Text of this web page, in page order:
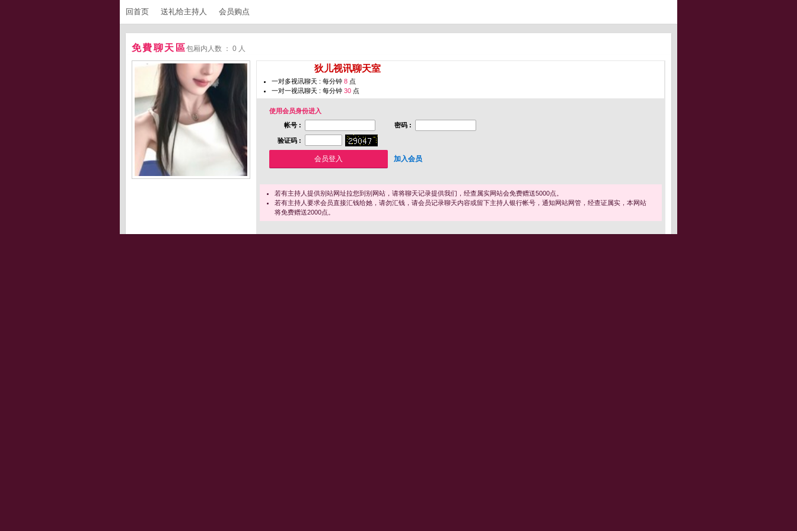
回首页 送礼给主持人 会员购点
免費聊天區包厢内人数 ： 0 人
狄儿视讯聊天室
一对多视讯聊天 : 每分钟 8 点
一对一视讯聊天 : 每分钟 30 点
使用会员身份进入
帐号 :
密码 :
验证码 :
加入会员
若有主持人提供别站网址拉您到别网站，请将聊天记录提供我们，经查属实网站会免费赠送5000点。
若有主持人要求会员直接汇钱给她，请勿汇钱，请会员记录聊天内容或留下主持人银行帐号，通知网站网管，经查证属实，本网站
将免费赠送2000点。